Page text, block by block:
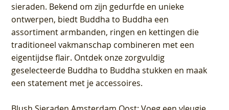
sieraden. Bekend om zijn gedurfde en unieke
ontwerpen, biedt Buddha to Buddha een
assortiment armbanden, ringen en kettingen die
traditioneel vakmanschap combineren met een
eigentijdse flair. Ontdek onze zorgvuldig
geselecteerde Buddha to Buddha stukken en maak
een statement met je accessoires.